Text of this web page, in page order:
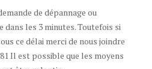
de dépannage ou
les 3 minutes. Toutefois si
ce délai merci de nous joindre
Il est possible que les moyens